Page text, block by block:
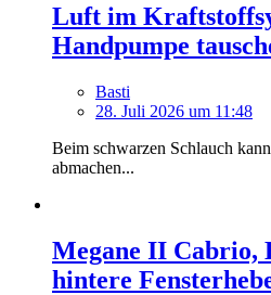
Luft im
Handpumpe
Basti
28. Juli 2026 um 11:48
Beim schwarzen Schlauch
abmachen...
Megane II Cabrio,
hintere